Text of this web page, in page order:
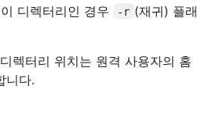
디렉터리인 경우 -r (재귀) 플래
렉터리 위치는 원격 사용자의 홈
니다.